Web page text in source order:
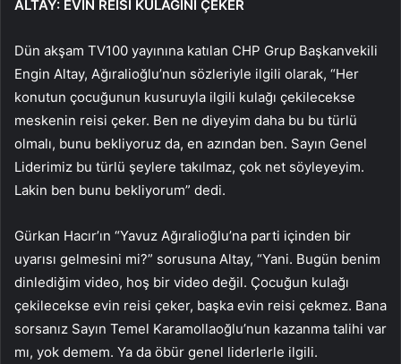
ALTAY: EVİN REİSİ KULAĞINI ÇEKER
Dün akşam TV100 yayınına katılan CHP Grup Başkanvekili
Engin Altay, Ağıralioğlu’nun sözleriyle ilgili olarak, “Her
konutun çocuğunun kusuruyla ilgili kulağı çekilecekse
meskenin reisi çeker. Ben ne diyeyim daha bu bu türlü
olmalı, bunu bekliyoruz da, en azından ben. Sayın Genel
Liderimiz bu türlü şeylere takılmaz, çok net söyleyeyim.
Lakin ben bunu bekliyorum” dedi.
Gürkan Hacır’ın “Yavuz Ağıralioğlu’na parti içinden bir
uyarısı gelmesini mi?” sorusuna Altay, “Yani. Bugün benim
dinlediğim video, hoş bir video değil. Çocuğun kulağı
çekilecekse evin reisi çeker, başka evin reisi çekmez. Bana
sorsanız Sayın Temel Karamollaoğlu’nun kazanma talihi var
mı, yok demem. Ya da öbür genel liderlerle ilgili.